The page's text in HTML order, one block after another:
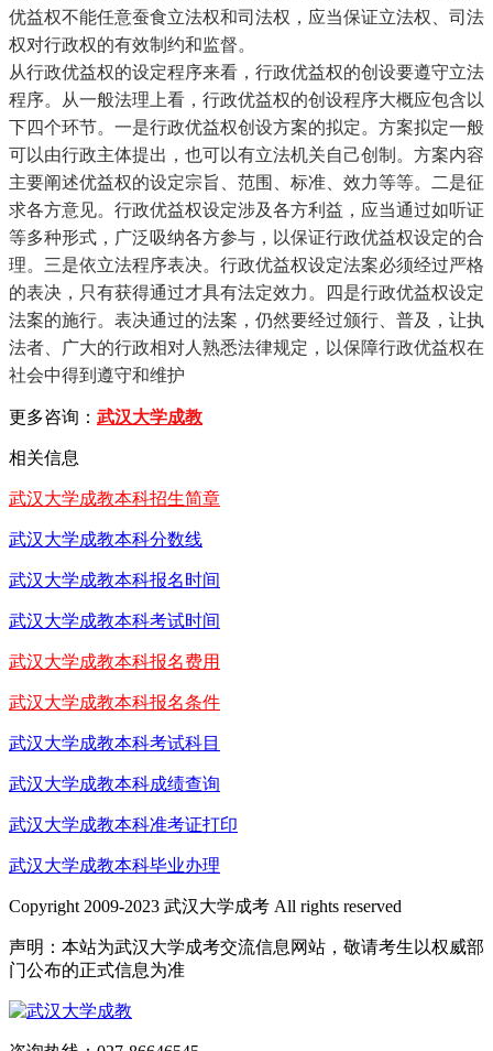
优益权不能任意蚕食立法权和司法权，应当保证立法权、司法
权对行政权的有效制约和监督。
从行政优益权的设定程序来看，行政优益权的创设要遵守立法
程序。从一般法理上看，行政优益权的创设程序大概应包含以
下四个环节。一是行政优益权创设方案的拟定。方案拟定一般
可以由行政主体提出，也可以有立法机关自己创制。方案内容
主要阐述优益权的设定宗旨、范围、标准、效力等等。二是征
求各方意见。行政优益权设定涉及各方利益，应当通过如听证
等多种形式，广泛吸纳各方参与，以保证行政优益权设定的合
理。三是依立法程序表决。行政优益权设定法案必须经过严格
的表决，只有获得通过才具有法定效力。四是行政优益权设定
法案的施行。表决通过的法案，仍然要经过颁行、普及，让执
法者、广大的行政相对人熟悉法律规定，以保障行政优益权在
社会中得到遵守和维护
更多咨询： 武汉大学成教
相关信息
武汉大学成教本科招生简章
武汉大学成教本科分数线
武汉大学成教本科报名时间
武汉大学成教本科考试时间
武汉大学成教本科报名费用
武汉大学成教本科报名条件
武汉大学成教本科考试科目
武汉大学成教本科成绩查询
武汉大学成教本科准考证打印
武汉大学成教本科毕业办理
Copyright 2009-2023 武汉大学成考 All rights reserved
声明：本站为武汉大学成考交流信息网站，敬请考生以权威部
门公布的正式信息为准